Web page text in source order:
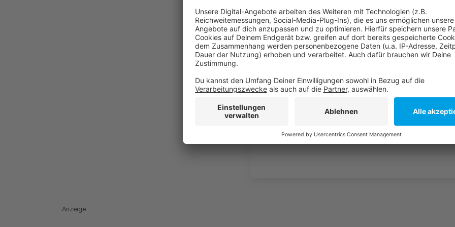
Anzeige
Infos zum globalen Marihuana Marsch
Infos zur Mobilitätswende in Düsseldorf
Fahrrad-Demo morgen in Düsseldorf
Anzeige
Anzeige